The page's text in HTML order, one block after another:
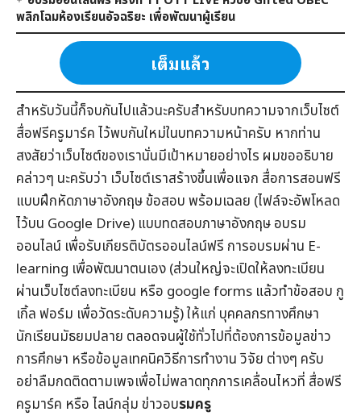
พลิกโฉมห้องเรียนอัจฉริยะ เพื่อพัฒนาผู้เรียน
เต็มแล้ว
สำหรับวันนี้ก็จบกันไปแล้วนะครับสำหรับบทความจากเว็บไซต์
สื่อฟรีครูมาร์คไว้พบกันใหม่ในบทความหน้าครับ หากท่าน
สงสัยว่าเว็บไซต์ของเรานั่นมีเป้าหมายอย่างไร ผมขออธิบาย
คล่าวๆ นะครับว่า เว็บไซต์เราสร้างขึ้นเพื่อแจก สื่อการสอนฟรี
แบบฝึกหัดภาษาอังกฤษข้อสอบพร้อมเฉลย (ไฟล์จะอัพโหลด
ไว้บน Google Drive) แบบทดสอบภาษาอังกฤษอบรม
ออนไลน์ เพื่อรับเกียรติบัตรออนไลน์ฟรี การอบรมผ่าน E-
learning เพื่อพัฒนาตนเอง (ส่วนใหญ่จะเปิดให้ลงทะเบียน
ผ่านเว็บไซต์ลงทะเบียน หรือ google forms แล้วทำข้อสอบ กู
เกิ้ล ฟอร์ม เพื่อวัดระดับความรู้) ให้แก่ บุคคลกรทางศึกษา
นักเรียนมัธยมปลาย ตลอดจนผู้ใช้ทั่วไปที่ต้องการข้อมูลข่าว
การศึกษา หรือข้อมูลเทคนิควิธีการทำงาน วิจัย ต่างๆ ครับ
อย่าลืมกดติดตามเพจเพื่อไม่พลาดทุกการเคลื่อนไหวที่ สื่อฟรี
ครูมาร์ค หรือ ไลน์กลุ่มข่าวอบรมครู